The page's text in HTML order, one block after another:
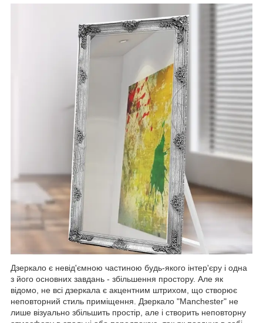
Дзеркало є невід'ємною частиною будь-якого інтер'єру і одна
з його основних завдань - збільшення простору. Але як
відомо, не всі дзеркала є акцентним штрихом, що створює
неповторний стиль приміщення. Дзеркало "Manchester" не
лише візуально збільшить простір, але і створить неповторну